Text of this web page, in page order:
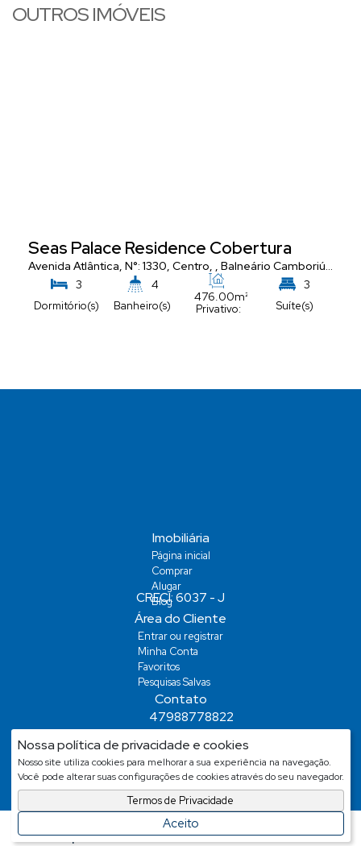
Nossa política de privacidade e cookies
Nosso site utiliza cookies para melhorar a sua experiência na navegação.
Você pode alterar suas configurações de cookies através do seu navegador.
Termos de Privacidade
Aceito
OUTROS IMÓVEIS
Seas Palace Residence Cobertura
Avenida Atlântica, N°: 1330, Centro , Balneário Camboriú,
3
Dormitório(s)
4
Banheiro(s) Privativo:
476.00m²
3
Suíte(s)
Imobiliária
Página inicial
Comprar
Alugar
Blog
Área do Cliente
Entrar ou registrar
Minha Conta
Favoritos
Pesquisas Salvas
Contato
47988778822
demiansm@hotmail.com
Apresenta.me